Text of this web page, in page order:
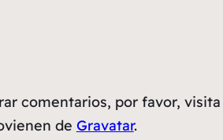
comentarios, por favor,
de Gravatar.